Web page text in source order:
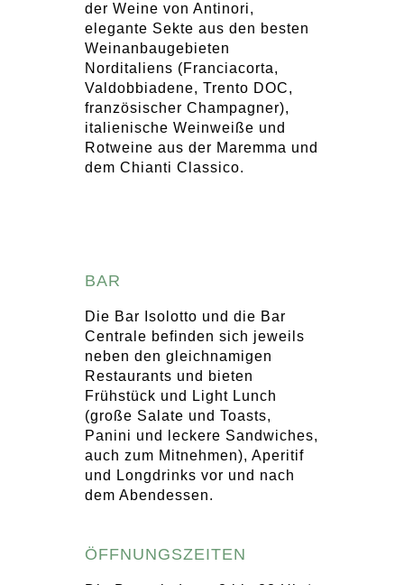
der Weine von Antinori,
elegante Sekte aus den besten
Weinanbaugebieten
Norditaliens (Franciacorta,
Valdobbiadene, Trento DOC,
französischer Champagner),
italienische Weinweiße und
Rotweine aus der Maremma und
dem Chianti Classico.
BAR
Die Bar Isolotto und die Bar
Centrale befinden sich jeweils
neben den gleichnamigen
Restaurants und bieten
Frühstück und Light Lunch
(große Salate und Toasts,
Panini und leckere Sandwiches,
auch zum Mitnehmen), Aperitif
und Longdrinks vor und nach
dem Abendessen.
ÖFFNUNGSZEITEN